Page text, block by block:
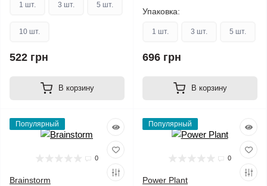
1 шт. 3 шт. 5 шт.
10 шт.
522 грн
В корзину
Упаковка:
1 шт. 3 шт. 5 шт.
696 грн
В корзину
Популярный
0
Brainstorm
Популярный
0
Power Plant